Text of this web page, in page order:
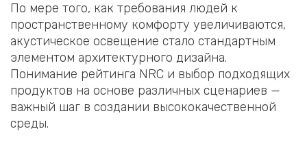
По мере того, как требования людей к
пространственному комфорту увеличиваются,
акустическое освещение стало стандартным
элементом архитектурного дизайна.
Понимание рейтинга NRC и выбор подходящих
продуктов на основе различных сценариев —
важный шаг в создании высококачественной
среды.